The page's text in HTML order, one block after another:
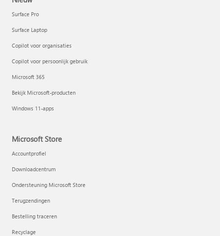
Surface Pro
Surface Laptop
Copilot voor organisaties
Copilot voor persoonlijk gebruik
Microsoft 365
Bekijk Microsoft-producten
Windows 11-apps
Microsoft Store
Accountprofiel
Downloadcentrum
Ondersteuning Microsoft Store
Terugzendingen
Bestelling traceren
Recyclage